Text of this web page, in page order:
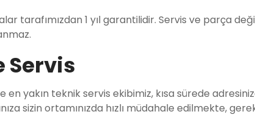
tarafımızdan 1 yıl garantilidir. Servis ve parça
Servis
yakın teknik servis ekibimiz, kısa sürede
sizin ortamınızda hızlı müdahale edilmekte,